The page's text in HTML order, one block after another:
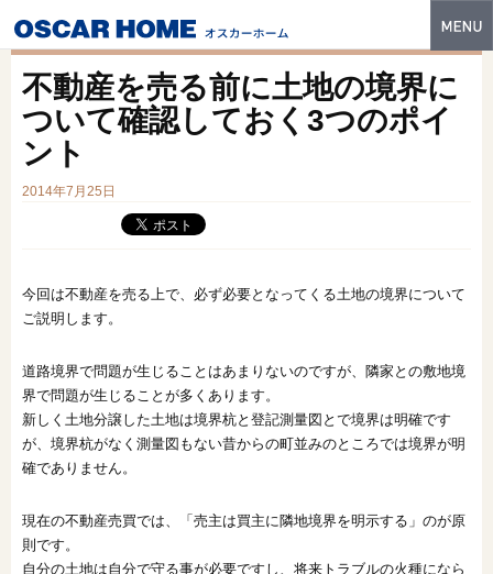
特長
建築実例
販売中の物件
スマートセレクト
オンライン相談会
不動産を売る前に土地の境界に
ついて確認しておく3つのポイ
ント
2014年7月25日
今回は不動産を売る上で、必ず必要となってくる土地の境界について
ご説明します。
道路境界で問題が生じることはあまりないのですが、隣家との敷地境
界で問題が生じることが多くあります。
新しく土地分譲した土地は境界杭と登記測量図とで境界は明確です
が、境界杭がなく測量図もない昔からの町並みのところでは境界が明
確でありません。
現在の不動産売買では、「売主は買主に隣地境界を明示する」のが原
則です。
自分の土地は自分で守る事が必要ですし、将来トラブルの火種になら